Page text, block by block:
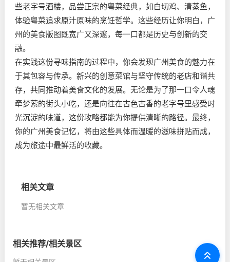
些老字号酒楼，品尝正宗的粤菜经典，如白切鸡、清蒸鱼，
体验粤菜追求原汁原味的烹饪哲学。这些经历让你明白，广
州的美食版图既宽广又深邃，每一口都是历史与创新的交
融。
在实践这份寻味指南的过程中，你会发现广州美食的魅力在
于其包容与传承。新兴的创意菜馆与坚守传统的老店和谐共
存，共同推动着美食文化的发展。无论是为了那一口令人魂
牵梦萦的街头小吃，还是向往在古色古香的老字号里感受时
光沉淀的味道，这份攻略都能为你提供清晰的路径。最终，
你的广州美食记忆，将由这些具体而温暖的滋味拼贴而成，
成为旅途中最鲜活的收藏。
相关文章
暂无相关文章
相关推荐/相关景区